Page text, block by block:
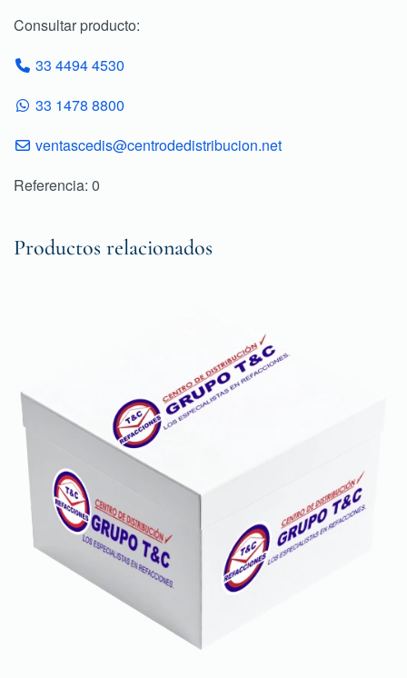
Consultar producto:
33 4494 4530
33 1478 8800
ventascedis@centrodedistribucion.net
Referencia: 0
Productos relacionados